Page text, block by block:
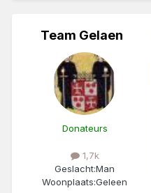
Team Gelaen
Donateurs
1,7k
Geslacht:Man
Woonplaats:Geleen